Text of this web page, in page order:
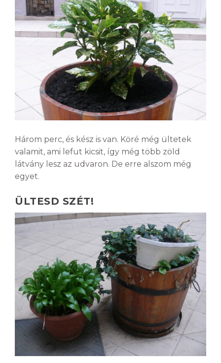
Három perc, és kész is van. Köré még ültetek
valamit, ami lefut kicsit, így még több zöld
látvány lesz az udvaron. De erre alszom még
egyet.
ÜLTESD SZÉT!